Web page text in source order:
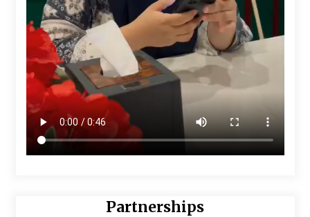
Partnerships